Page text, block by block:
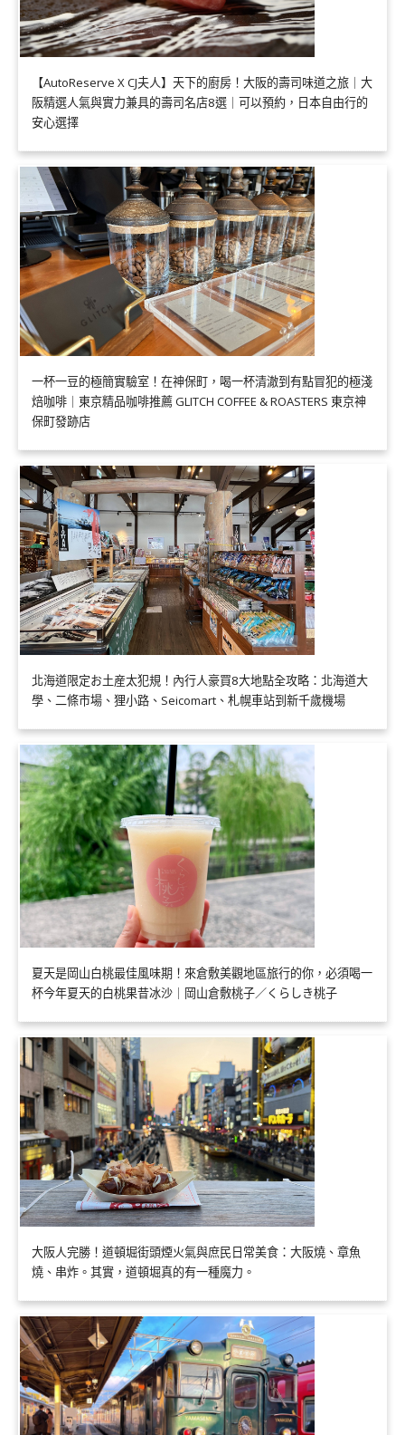
【AutoReserve X CJ夫人】天下的廚房！大阪的壽司味道之旅｜大
阪精選人氣與實力兼具的壽司名店8選｜可以預約，日本自由行的
安心選擇
一杯一豆的極簡實驗室！在神保町，喝一杯清澈到有點冒犯的極淺
焙咖啡｜東京精品咖啡推薦 GLITCH COFFEE & ROASTERS 東京神
保町發跡店
北海道限定お土産太犯規！內行人豪買8大地點全攻略：北海道大
學、二條市場、狸小路、Seicomart、札幌車站到新千歲機場
夏天是岡山白桃最佳風味期！來倉敷美觀地區旅行的你，必須喝一
杯今年夏天的白桃果昔冰沙｜岡山倉敷桃子／くらしき桃子
大阪人完勝！道頓堀街頭煙火氣與庶民日常美食：大阪燒、章魚
燒、串炸。其實，道頓堀真的有一種魔力。